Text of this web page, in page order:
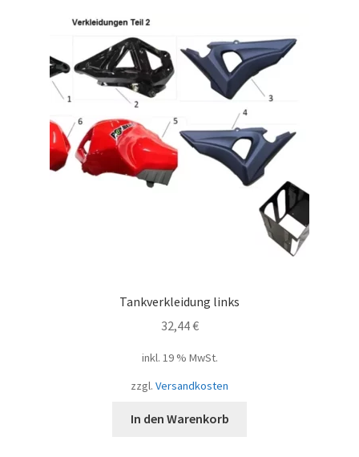
Tankverkleidung links
32,44€
inkl. 19 % MwSt.
zzgl. Versandkosten
In den Warenkorb